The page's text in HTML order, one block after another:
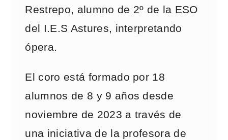
Restrepo, alumno de 2º de la ESO
del I.E.S Astures, interpretando
ópera.
El coro está formado por 18
alumnos de 8 y 9 años desde
noviembre de 2023 a través de
una iniciativa de la profesora de